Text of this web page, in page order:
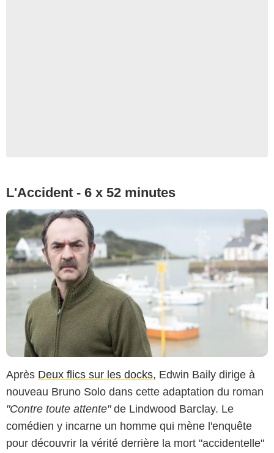
L'Accident - 6 x 52 minutes
Après Deux flics sur les docks, Edwin Baily dirige à
nouveau Bruno Solo dans cette adaptation du roman
"Contre toute attente"de Lindwood Barclay. Le
comédien y incarne un homme qui mène l'enquête
pour découvrir la vérité derrière la mort "accidentelle"